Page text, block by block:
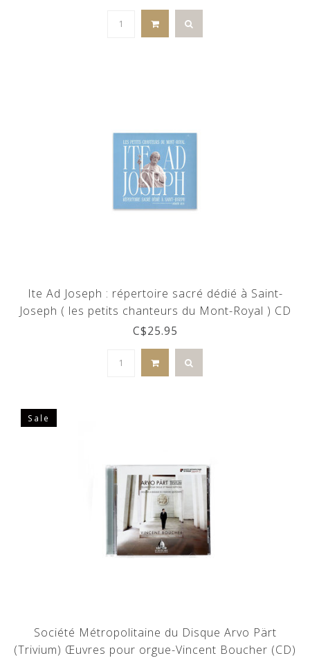
Ite Ad Joseph : répertoire sacré dédié à Saint-
Joseph ( les petits chanteurs du Mont-Royal ) CD
C$25.95
Sale
Société Métropolitaine du Disque Arvo Pärt
(Trivium) Œuvres pour orgue-Vincent Boucher (CD)